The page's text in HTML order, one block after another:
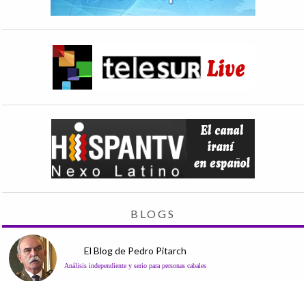
BLOGS
El Blog de Pedro Pitarch
Análisis independiente y serio para personas cabales